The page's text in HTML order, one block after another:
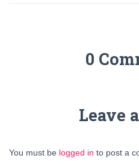
0
Leave
You must be logged in to post a